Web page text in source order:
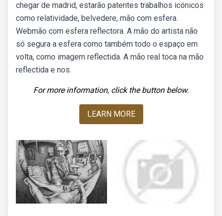
chegar de madrid, estarão patentes trabalhos icónicos
como relatividade, belvedere, mão com esfera.
Webmão com esfera reflectora. A mão do artista não
só segura a esfera como também todo o espaço em
volta, como imagem reflectida. A mão real toca na mão
reflectida e nos.
For more information, click the button below.
LEARN MORE